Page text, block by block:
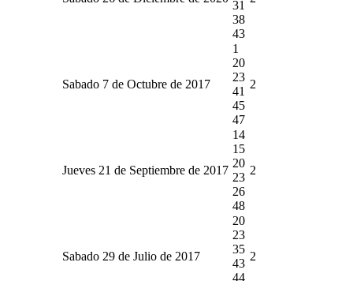
31
38
43
Sabado 7 de Octubre de 2017
1
20
23
41
45
47
2
Jueves 21 de Septiembre de 2017
14
15
20
23
26
48
2
Sabado 29 de Julio de 2017
20
23
35
43
44
2